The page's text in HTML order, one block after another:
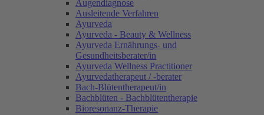
Augendiagnose
Ausleitende Verfahren
Ayurveda
Ayurveda - Beauty & Wellness
Ayurveda Ernährungs- und
Gesundheitsberater/in
Ayurveda Wellness Practitioner
Ayurvedatherapeut / -berater
Bach-Blütentherapeut/in
Bachblüten - Bachblütentherapie
Bioresonanz-Therapie